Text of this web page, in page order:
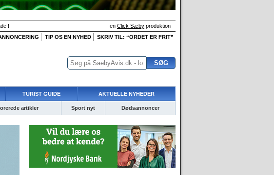
! - en Click Sæby produktion
TIP OS EN NYHED SKRIV TIL: “ORDET ER FRIT”
TURIST GUIDE AKTUELLE NYHEDER
artikler Sport nyt Dødsannoncer